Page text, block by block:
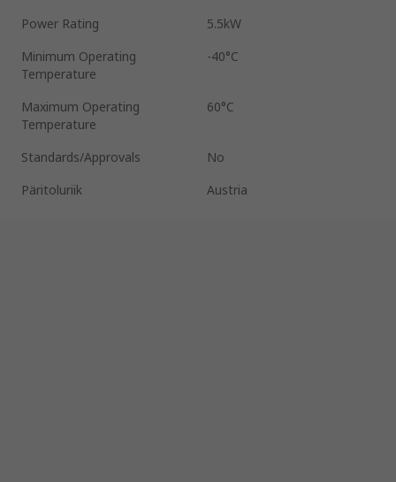
Power Rating
5.5kW
Minimum Operating
Temperature
-40°C
Maximum Operating
Temperature
60°C
Standards/Approvals
No
Päritoluriik
Austria